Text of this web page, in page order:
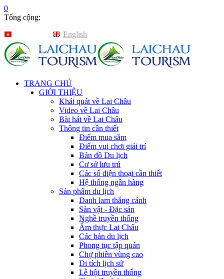
0
Tổng cộng:
English
TRANG CHỦ
GIỚI THIỆU
Khái quát về Lai Châu
Video về Lai Châu
Bài hát về Lai Châu
Thông tin cần thiết
Điểm mua sắm
Điểm vui chơi giải trí
Bản đồ Du lịch
Cơ sở lưu trú
Các số điện thoại cần thiết
Hệ thống ngân hàng
Sản phẩm du lịch
Danh lam thắng cảnh
Sản vật - Đặc sản
Nghề truyền thống
Ẩm thực Lai Châu
Các bản du lịch
Phong tục tập quán
Chợ phiên vùng cao
Di tích lịch sử
Lễ hội truyền thống